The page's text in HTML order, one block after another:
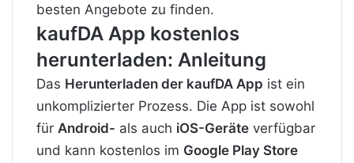
besten Angebote zu finden.
kaufDA App kostenlos
herunterladen: Anleitung
Das Herunterladen der kaufDA App ist ein
unkomplizierter Prozess. Die App ist sowohl
für Android- als auch iOS-Geräte verfügbar
und kann kostenlos im Google Play Store